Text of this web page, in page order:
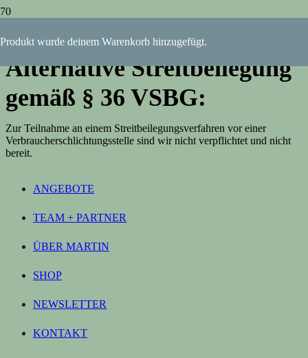
Produkt wurde deinem Warenkorb hinzugefügt.
Alternative Streitbeilegung
gemäß § 36 VSBG:
Zur Teilnahme an einem Streitbeilegungsverfahren vor einer
Verbraucherschlichtungsstelle sind wir nicht verpflichtet und nicht
bereit.
ANGEBOTE
TEAM + PARTNER
ÜBER MARTIN
SHOP
NEWSLETTER
KONTAKT